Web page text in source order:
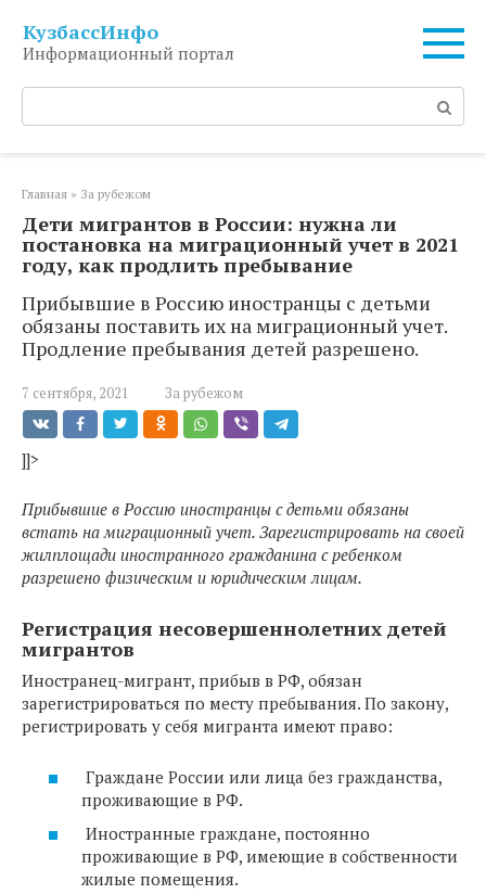
контенту
КузбассИнфо
Информационный портал
Поиск:
Главная » За рубежом
Дети мигрантов в России: нужна ли
постановка на миграционный учет в 2021
году, как продлить пребывание
Прибывшие в Россию иностранцы с детьми
обязаны поставить их на миграционный учет.
Продление пребывания детей разрешено.
7 сентября, 2021 За рубежом
]]>
Прибывшие в Россию иностранцы с детьми обязаны
встать на миграционный учет. Зарегистрировать на своей
жилплощади иностранного гражданина с ребенком
разрешено физическим и юридическим лицам.
Регистрация несовершеннолетних детей
мигрантов
Иностранец-мигрант, прибыв в РФ, обязан
зарегистрироваться по месту пребывания. По закону,
регистрировать у себя мигранта имеют право:
Граждане России или лица без гражданства,
проживающие в РФ.
Иностранные граждане, постоянно
проживающие в РФ, имеющие в собственности
жилые помещения.